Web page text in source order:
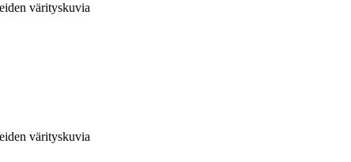
värityskuvia
värityskuvia